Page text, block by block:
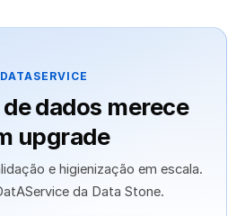
DATASERVICE
dados merece
upgrade
e higienização em escala.
da Data Stone.